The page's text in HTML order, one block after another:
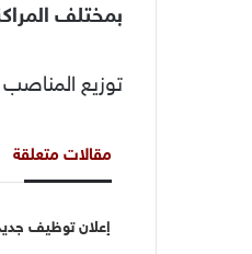
بمختلف
توزيع المناصب
مقالات متعلقة
إعلان توظيف